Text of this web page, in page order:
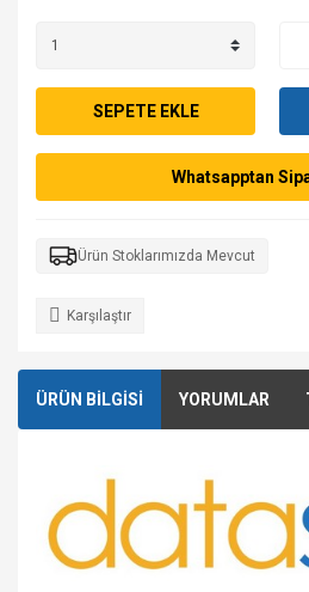
SEPETE EKLE
Whatsapptan
Ürün Stoklarımızda Mevcut
Karşılaştır
ÜRÜN BİLGİSİ YORUMLAR